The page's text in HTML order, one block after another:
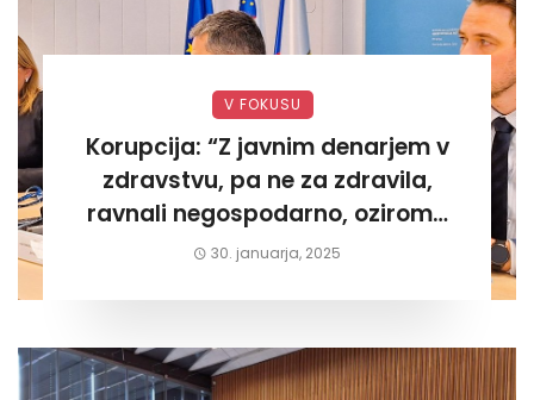
V FOKUSU
Korupcija: “Z javnim denarjem v
zdravstvu, pa ne za zdravila,
ravnali negospodarno, oziroma
za lastni žep. Tokrat na Žalskem«
30. januarja, 2025